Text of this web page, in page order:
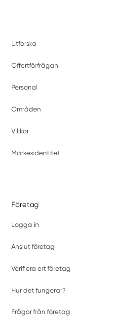
Utforska
Offertförfrågan
Personal
Områden
Villkor
Märkesidentitet
Företag
Logga in
Anslut företag
Verifiera ert företag
Hur det fungerar?
Frågor från företag